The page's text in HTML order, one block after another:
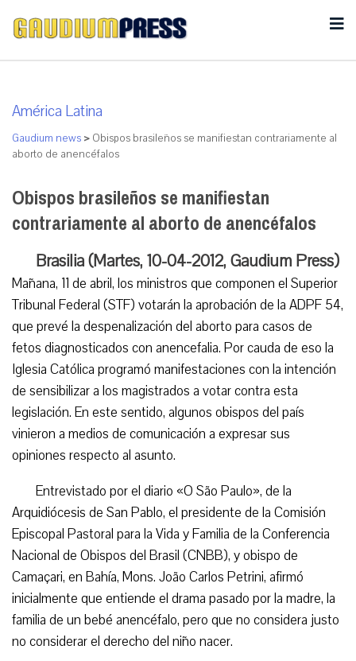
América Latina
Gaudium news > Obispos brasileños se manifiestan contrariamente al
aborto de anencéfalos
Obispos brasileños se manifiestan
contrariamente al aborto de anencéfalos
Brasilia (Martes, 10-04-2012, Gaudium Press)
Mañana, 11 de abril, los ministros que componen el Superior
Tribunal Federal (STF) votarán la aprobación de la ADPF 54,
que prevé la despenalización del aborto para casos de
fetos diagnosticados con anencefalia. Por cauda de eso la
Iglesia Católica programó manifestaciones con la intención
de sensibilizar a los magistrados a votar contra esta
legislación. En este sentido, algunos obispos del país
vinieron a medios de comunicación a expresar sus
opiniones respecto al asunto.
Entrevistado por el diario «O São Paulo», de la
Arquidiócesis de San Pablo, el presidente de la Comisión
Episcopal Pastoral para la Vida y Familia de la Conferencia
Nacional de Obispos del Brasil (CNBB), y obispo de
Camaçari, en Bahía, Mons. João Carlos Petrini, afirmó
inicialmente que entiende el drama pasado por la madre, la
familia de un bebé anencéfalo, pero que no considera justo
no considerar el derecho del niño nacer.